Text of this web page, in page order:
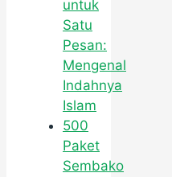
untuk
Satu
Pesan:
Mengenal
Indahnya
Islam
500
Paket
Sembako